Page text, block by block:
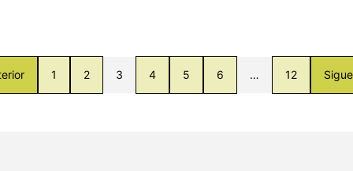
1 2 3 4 5 6 … 12